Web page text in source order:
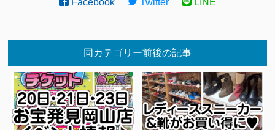
Facebook Twitter LINE
同カテゴリー前後の記事